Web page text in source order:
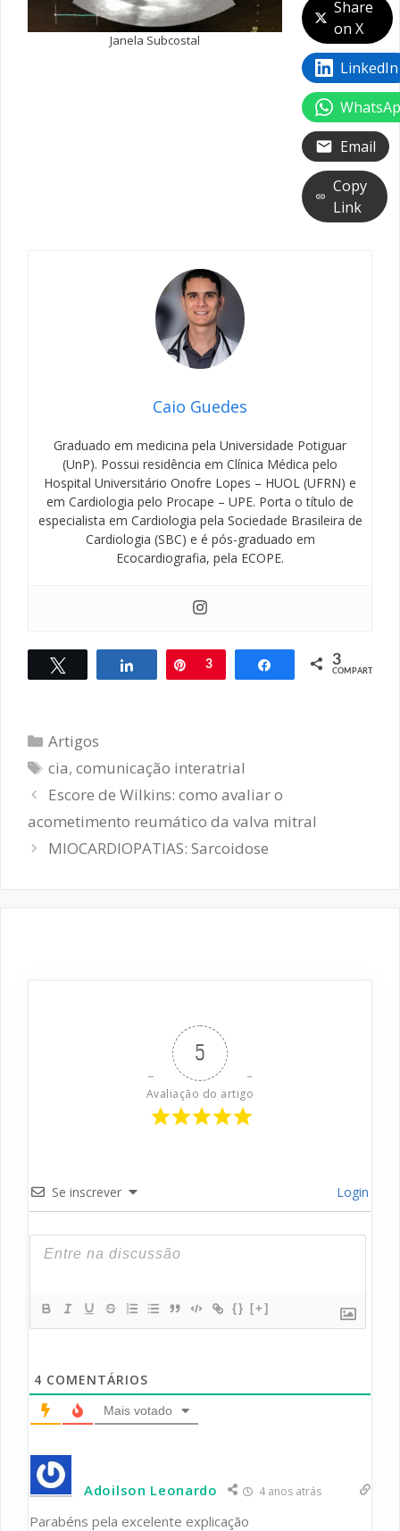
Janela Subcostal
Share
on X
LinkedIn
Email
Copy
Link
Caio Guedes
Graduado em medicina pela Universidade Potiguar
(UnP). Possui residência em Clínica Médica pelo
Hospital Universitário Onofre Lopes – HUOL (UFRN) e
em Cardiologia pelo Procape – UPE. Porta o título de
especialista em Cardiologia pela Sociedade Brasileira de
Cardiologia (SBC) e é pós-graduado em
Ecocardiografia, pela ECOPE.
Compartilhar
Pin
3 Compartilhar
3
COMPART.
Categorias
Artigos
Tags
cia,comunicação interatrial
Navegação
de
Escore de Wilkins: como avaliar o
acometimento reumático da valva mitral
MIOCARDIOPATIAS: Sarcoidose
5
Avaliação do artigo
Se inscrever Login
{} [+]
4 COMENTÁRIOS
Mais votado
Adoilson Leonardo 4 anos atrás
Parabéns pela excelente explicação